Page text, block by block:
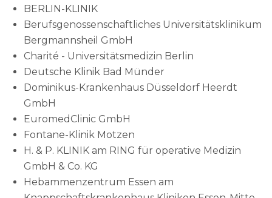
BERLIN-KLINIK
Berufsgenossenschaftliches Universitätsklinikum
Bergmannsheil GmbH
Charité - Universitätsmedizin Berlin
Deutsche Klinik Bad Münder
Dominikus-Krankenhaus Düsseldorf Heerdt
GmbH
EuromedClinic GmbH
Fontane-Klinik Motzen
H. & P. KLINIK am RING für operative Medizin
GmbH & Co. KG
Hebammenzentrum Essen am